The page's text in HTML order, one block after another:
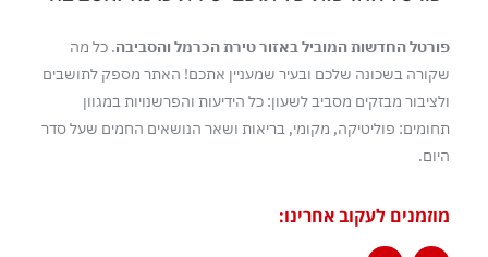
פורטל החדשות המוביל באזור טירת הכרמל והסביבה. כל מה
שקורה בשכונה שלכם ובעיר שמעניין אתכם! האתר מספק לתושבים
ולציבור מבזקים מסביב לשעון: כל הידיעות והפרשנויות במגוון
תחומים: פוליטיקה, מקומי, בריאות ושאר הנושאים החמים שעל סדר
היום.
מוזמנים לעקוב אחרינו: